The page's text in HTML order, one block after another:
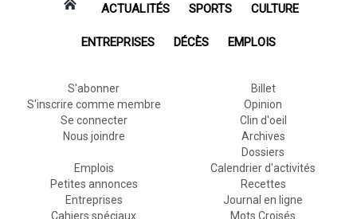
ACTUALITÉS SPORTS CULTURE
ENTREPRISES DÉCÈS EMPLOIS
S'abonner
S'inscrire comme membre
Se connecter
Nous joindre
Billet
Opinion
Clin d'oeil
Archives
Dossiers
Emplois
Petites annonces
Entreprises
Cahiers spéciaux
Calendrier d'activités
Recettes
Journal en ligne
Mots Croisés